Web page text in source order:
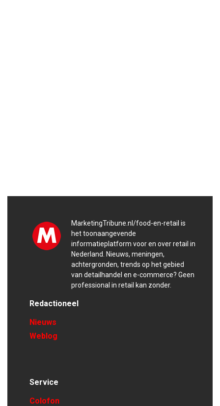
MarketingTribune.nl/food-en-retail is
het toonaangevende
informatieplatform voor en over retail in
Nederland. Nieuws, meningen,
achtergronden, trends op het gebied
van detailhandel en e-commerce? Geen
professional in retail kan zonder.
Redactioneel
Nieuws
Weblog
Service
Colofon